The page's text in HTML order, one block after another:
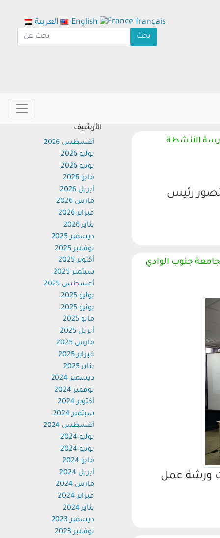
الأنشطة
رئيس
جنوب الوادي
ورشة عمل
الأرشيف
أغسطس 2026
يوليو 2026
يونيو 2026
مايو 2026
أبريل 2026
مارس 2026
فبراير 2026
يناير 2026
ديسمبر 2025
نوفمبر 2025
أكتوبر 2025
سبتمبر 2025
أغسطس 2025
يوليو 2025
يونيو 2025
مايو 2025
أبريل 2025
مارس 2025
فبراير 2025
يناير 2025
ديسمبر 2024
نوفمبر 2024
أكتوبر 2024
سبتمبر 2024
أغسطس 2024
يوليو 2024
يونيو 2024
مايو 2024
أبريل 2024
مارس 2024
فبراير 2024
يناير 2024
ديسمبر 2023
نوفمبر 2023
العربية English français